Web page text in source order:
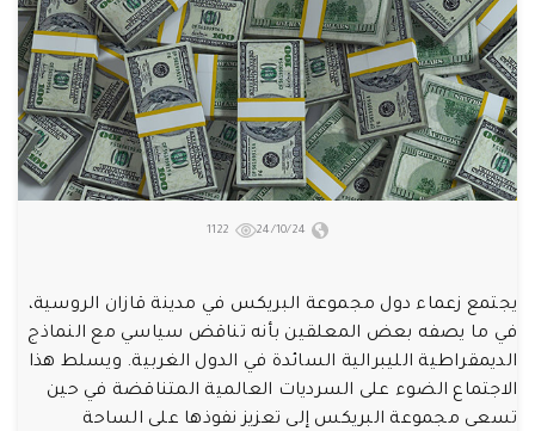
24/10/24
1122
يجتمع زعماء دول مجموعة البريكس في مدينة قازان الروسية،
في ما يصفه بعض المعلقين بأنه تناقض سياسي مع النماذج
الديمقراطية الليبرالية السائدة في الدول الغربية. ويسلط هذا
الاجتماع الضوء على السرديات العالمية المتناقضة في حين
تسعى مجموعة البريكس إلى تعزيز نفوذها على الساحة